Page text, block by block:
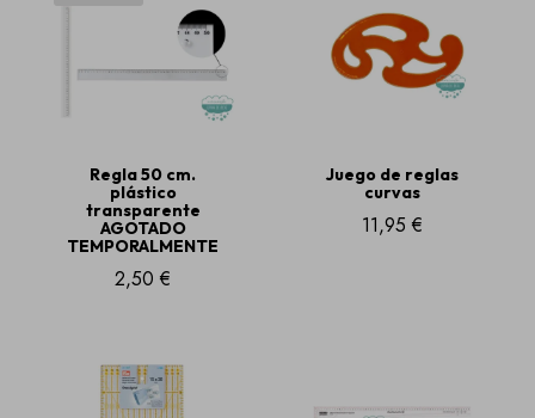
Regla 50 cm.
plástico
transparente
AGOTADO
TEMPORALMENTE
2,50 €
Juego de reglas
curvas
11,95 €